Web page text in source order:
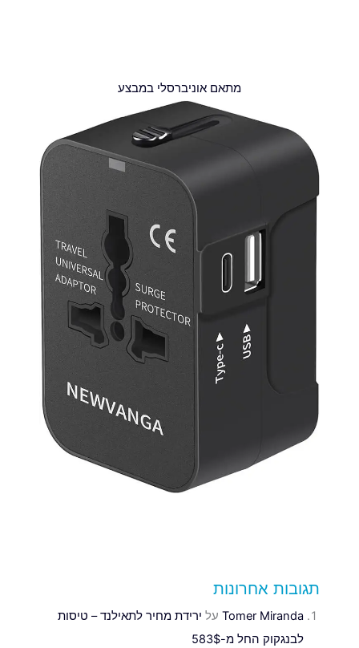
מתאם אוניברסלי במבצע
תגובות אחרונות
Tomer Miranda על ירידת מחיר לתאילנד – טיסות
לבנגקוק החל מ-583$